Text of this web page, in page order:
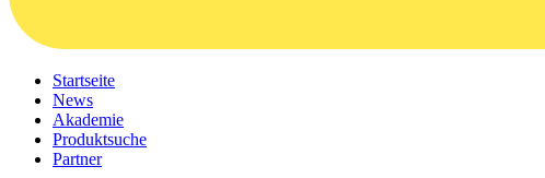
Startseite
News
Akademie
Produktsuche
Partner